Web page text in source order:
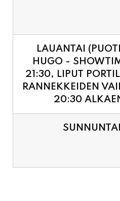
21:30, LIPUT
RANNEKKEIDEN
20:30